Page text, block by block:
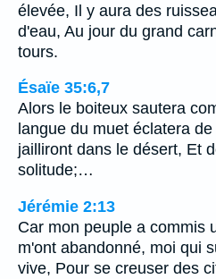
élevée, Il y aura des
d'eau, Au jour du grand
tours.
Ésaïe 35:6,7
Alors le boiteux sautera
langue du muet éclatera
jailliront dans le désert, Et
solitude;…
Jérémie 2:13
Car mon peuple a commis
m'ont abandonné, moi qui
vive, Pour se creuser des